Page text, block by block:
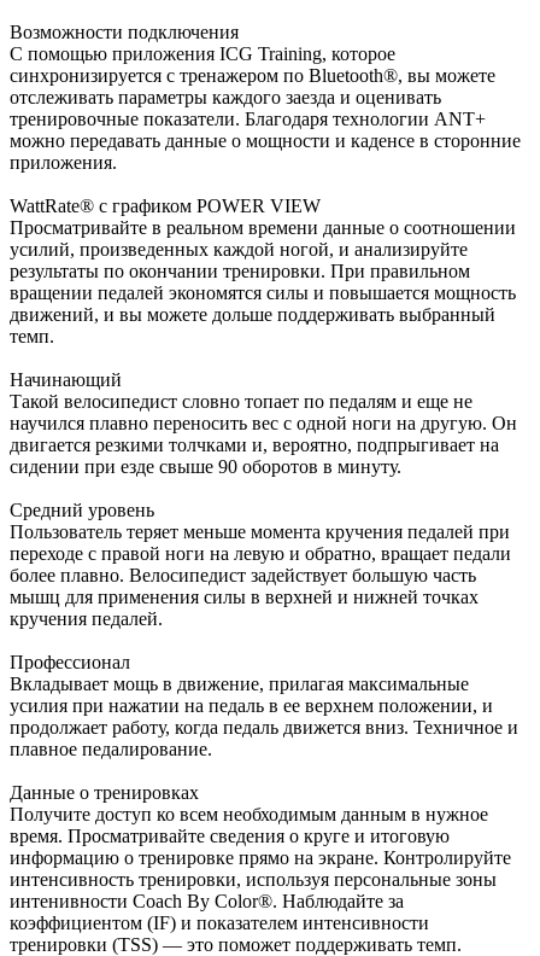
Возможности подключения
С помощью приложения ICG Training, которое
синхронизируется с тренажером по Bluetooth®, вы можете
отслеживать параметры каждого заезда и оценивать
тренировочные показатели. Благодаря технологии ANT+
можно передавать данные о мощности и каденсе в сторонние
приложения.
WattRate® с графиком POWER VIEW
Просматривайте в реальном времени данные о соотношении
усилий, произведенных каждой ногой, и анализируйте
результаты по окончании тренировки. При правильном
вращении педалей экономятся силы и повышается мощность
движений, и вы можете дольше поддерживать выбранный
темп.
Начинающий
Такой велосипедист словно топает по педалям и еще не
научился плавно переносить вес с одной ноги на другую. Он
двигается резкими толчками и, вероятно, подпрыгивает на
сидении при езде свыше 90 оборотов в минуту.
Средний уровень
Пользователь теряет меньше момента кручения педалей при
переходе с правой ноги на левую и обратно, вращает педали
более плавно. Велосипедист задействует большую часть
мышц для применения силы в верхней и нижней точках
кручения педалей.
Профессионал
Вкладывает мощь в движение, прилагая максимальные
усилия при нажатии на педаль в ее верхнем положении, и
продолжает работу, когда педаль движется вниз. Техничное и
плавное педалирование.
Данные о тренировках
Получите доступ ко всем необходимым данным в нужное
время. Просматривайте сведения о круге и итоговую
информацию о тренировке прямо на экране. Контролируйте
интенсивность тренировки, используя персональные зоны
интенивности Coach By Color®. Наблюдайте за
коэффициентом (IF) и показателем интенсивности
тренировки (TSS) — это поможет поддерживать темп.